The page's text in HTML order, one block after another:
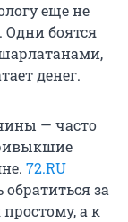
еще не
Одни боятся
денег.
— часто
72.RU
за
а к